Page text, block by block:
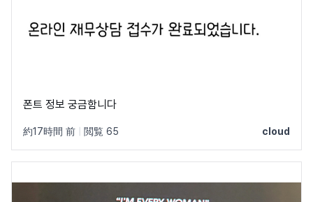
폰트 정보 궁금함니다
約17時間 前 閲覧 65 cloud